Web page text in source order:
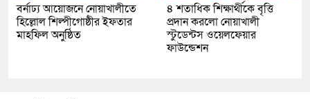
বর্নাঢ্য আয়োজনে নোয়াখালীতে
হিল্লোল শিল্পীগোষ্ঠীর ইফতার
মাহফিল অনুষ্ঠিত
৪ শতাধিক শিক্ষার্থীকে বৃত্তি
প্রদান করলো নোয়াখালী
স্টুডেন্টস ওয়েলফেয়ার
ফাউন্ডেশন